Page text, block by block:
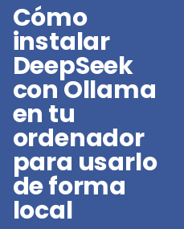
Cómo
instalar
DeepSeek
con Ollama
en tu
ordenador
para usarlo
de forma
local